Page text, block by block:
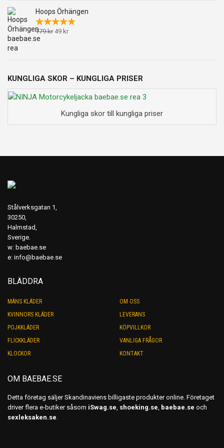
Hoops Örhängen
179kr Det
49 krDet
KUNGLIGA SKOR – KUNGLIGA PRISER
Kungliga skor till kungliga priser
Stålverksgatan 1,
30250,
Halmstad,
Sverige.
w: baebae.se
e: info@baebae.se
BLÄDDRA
MÄNS KLÄDER
KVINNORS KLÄDER
POJKKLÄDER
FLICKKLÄDER
KLOCKOR
OM OSS
LEVERANS
KÖPVILLKOR
VANLIGA FRÅGOR
KONTAKT
OM BAEBAE.SE
Detta företag säljer Skandinaviens billigaste produkter online. Företaget
driver flera e-butiker såsom iSwag.se, shoeking.se, baebae.se och
sexleksaken.se.